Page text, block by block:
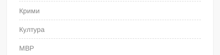
Крими
Култура
МВР